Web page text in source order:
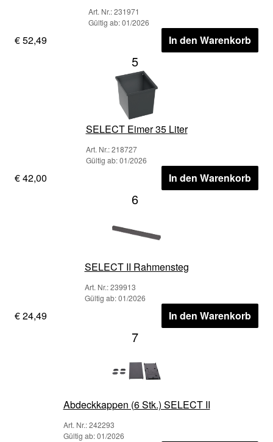
Art. Nr.: 231971
Gültig ab: 01/2026
€ 52,49 In den Warenkorb
5
SELECT Eimer 35 Liter
Art. Nr.: 218727
Gültig ab: 01/2026
€ 42,00 In den Warenkorb
6
SELECT II Rahmensteg
Art. Nr.: 239913
Gültig ab: 01/2026
€ 24,49 In den Warenkorb
7
Abdeckkappen (6 Stk.) SELECT II
Art. Nr.: 242293
Gültig ab: 01/2026